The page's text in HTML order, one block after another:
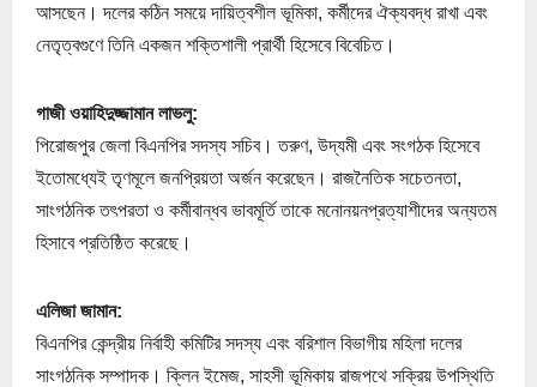
আসছেন। দলের কঠিন সময়ে দায়িত্বশীল ভূমিকা, কর্মীদের ঐক্যবদ্ধ রাখা এবং
নেতৃত্বগুণে তিনি একজন শক্তিশালী প্রার্থী হিসেবে বিবেচিত।
গাজী ওয়াহিদুজ্জামান লাভলু:
পিরোজপুর জেলা বিএনপির সদস্য সচিব। তরুণ, উদ্যমী এবং সংগঠক হিসেবে
ইতোমধ্যেই তৃণমূলে জনপ্রিয়তা অর্জন করেছেন। রাজনৈতিক সচেতনতা,
সাংগঠনিক তৎপরতা ও কর্মীবান্ধব ভাবমূর্তি তাকে মনোনয়নপ্রত্যাশীদের অন্যতম
হিসাবে প্রতিষ্ঠিত করেছে।
এলিজা জামান:
বিএনপির কেন্দ্রীয় নির্বাহী কমিটির সদস্য এবং বরিশাল বিভাগীয় মহিলা দলের
সাংগঠনিক সম্পাদক। ক্লিন ইমেজ, সাহসী ভূমিকায় রাজপথে সক্রিয় উপস্থিতি